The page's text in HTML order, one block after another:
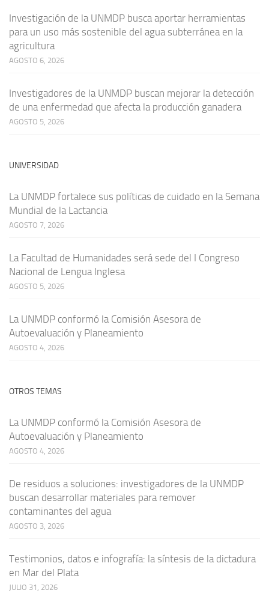
Investigación de la UNMDP busca aportar herramientas
para un uso más sostenible del agua subterránea en la
agricultura
AGOSTO 6, 2026
Investigadores de la UNMDP buscan mejorar la detección
de una enfermedad que afecta la producción ganadera
AGOSTO 5, 2026
UNIVERSIDAD
La UNMDP fortalece sus políticas de cuidado en la Semana
Mundial de la Lactancia
AGOSTO 7, 2026
La Facultad de Humanidades será sede del I Congreso
Nacional de Lengua Inglesa
AGOSTO 5, 2026
La UNMDP conformó la Comisión Asesora de
Autoevaluación y Planeamiento
AGOSTO 4, 2026
OTROS TEMAS
La UNMDP conformó la Comisión Asesora de
Autoevaluación y Planeamiento
AGOSTO 4, 2026
De residuos a soluciones: investigadores de la UNMDP
buscan desarrollar materiales para remover
contaminantes del agua
AGOSTO 3, 2026
Testimonios, datos e infografía: la síntesis de la dictadura
en Mar del Plata
JULIO 31, 2026